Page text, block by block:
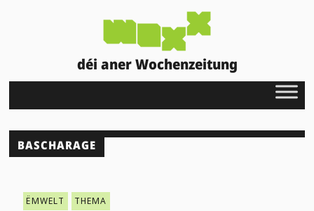
déi aner Wochenzeitung
BASCHARAGE
ËMWELT THEMA